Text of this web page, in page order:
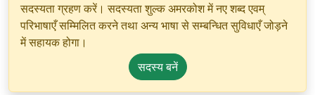
सदस्यता ग्रहण करें। सदस्यता शुल्क अमरकोश में नए शब्द एवम्
परिभाषाएँ सम्मिलित करने तथा अन्य भाषा से सम्बन्धित सुविधाएँ जोड़ने
में सहायक होगा।
सदस्य बनें